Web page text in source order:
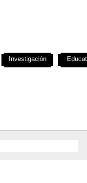
Investigación